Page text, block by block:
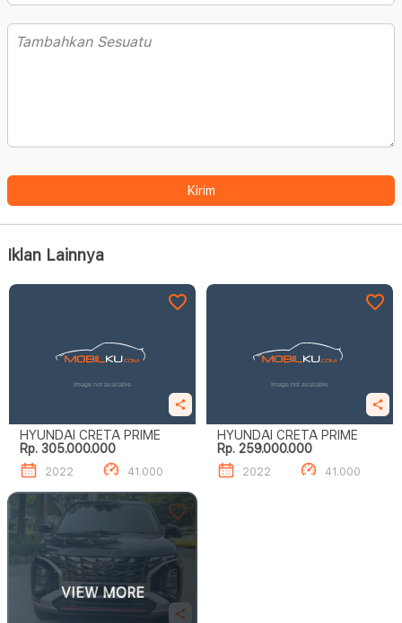
Kirim
Iklan Lainnya
HYUNDAI CRETA PRIME
Rp. 305.000.000
2022 41.000
HYUNDAI CRETA PRIME
Rp. 259.000.000
2022 41.000
VIEW MORE